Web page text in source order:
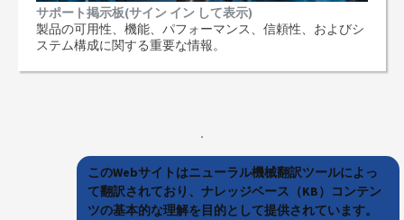
サポート掲示板(サイン イン して表示)
製品の可用性、機能、パフォーマンス、信頼性、およびシ
ステム構成に関する重要な情報。
このWebサイトはニューラル機械翻訳ツールによっ
て翻訳されており、ナレッジベース（KB）コンテン
ツの基本的な理解を目的として提供されています。